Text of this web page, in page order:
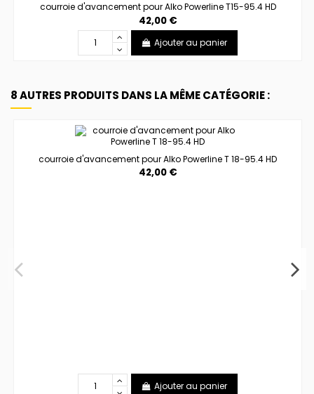
courroie d'avancement pour Alko Powerline T15-95.4 HD
42,00 €
Ajouter au panier
8 AUTRES PRODUITS DANS LA MÊME CATÉGORIE :
courroie d'avancement pour Alko Powerline T 18-95.4 HD
42,00 €
Ajouter au panier